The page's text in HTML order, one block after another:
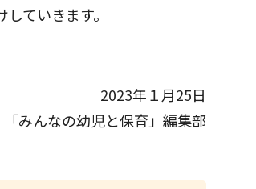
ていきます。
2023年１月25日
「みんなの幼児と保育」編集部